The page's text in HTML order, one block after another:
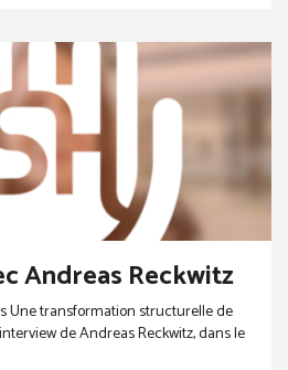
Andreas Reckwitz
Une transformation structurelle de
de Andreas Reckwitz, dans le